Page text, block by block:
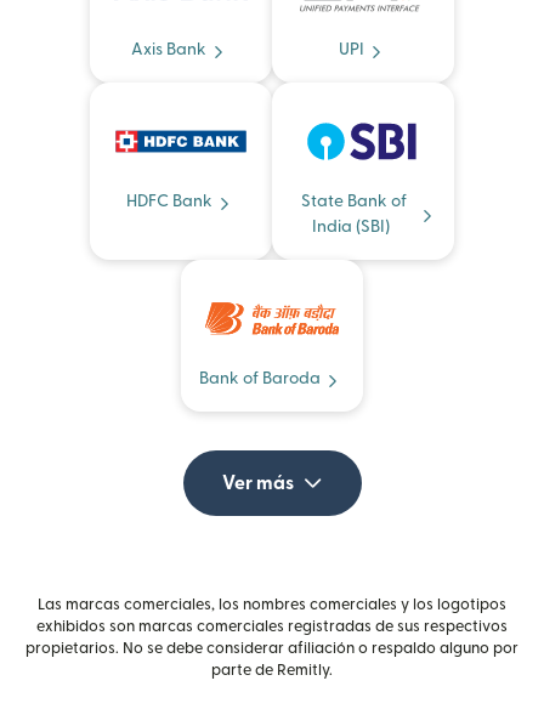
Axis Bank UPI
HDFC Bank
State Bank of
India (SBI)
Bank of Baroda
Ver más
Las marcas comerciales, los nombres comerciales y los logotipos
exhibidos son marcas comerciales registradas de sus respectivos
propietarios. No se debe considerar afiliación o respaldo alguno por
parte de Remitly.